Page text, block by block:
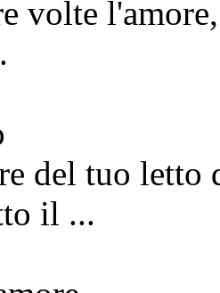
volte
del tuo letto
il ...